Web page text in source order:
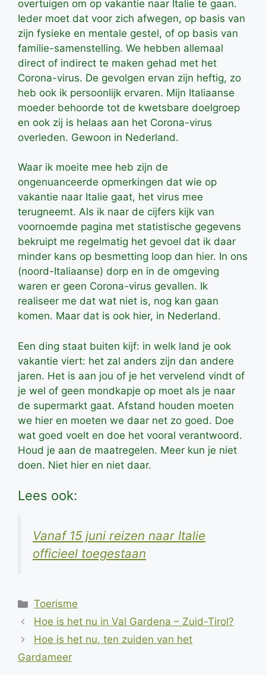
overtuigen om op vakantie naar Italie te gaan.
Ieder moet dat voor zich afwegen, op basis van
zijn fysieke en mentale gestel, of op basis van
familie-samenstelling. We hebben allemaal
direct of indirect te maken gehad met het
Corona-virus. De gevolgen ervan zijn heftig, zo
heb ook ik persoonlijk ervaren. Mijn Italiaanse
moeder behoorde tot de kwetsbare doelgroep
en ook zij is helaas aan het Corona-virus
overleden. Gewoon in Nederland.
Waar ik moeite mee heb zijn de
ongenuanceerde opmerkingen dat wie op
vakantie naar Italie gaat, het virus mee
terugneemt. Als ik naar de cijfers kijk van
voornoemde pagina met statistische gegevens
bekruipt me regelmatig het gevoel dat ik daar
minder kans op besmetting loop dan hier. In ons
(noord-Italiaanse) dorp en in de omgeving
waren er geen Corona-virus gevallen. Ik
realiseer me dat wat niet is, nog kan gaan
komen. Maar dat is ook hier, in Nederland.
Een ding staat buiten kijf: in welk land je ook
vakantie viert: het zal anders zijn dan andere
jaren. Het is aan jou of je het vervelend vindt of
je wel of geen mondkapje op moet als je naar
de supermarkt gaat. Afstand houden moeten
we hier en moeten we daar net zo goed. Doe
wat goed voelt en doe het vooral verantwoord.
Houd je aan de maatregelen. Meer kun je niet
doen. Niet hier en niet daar.
Lees ook:
Vanaf 15 juni reizen naar Italie
officieel toegestaan
Categorieën
Toerisme
Hoe is het nu in Val Gardena – Zuid-Tirol?
Hoe is het nu, ten zuiden van het
Gardameer